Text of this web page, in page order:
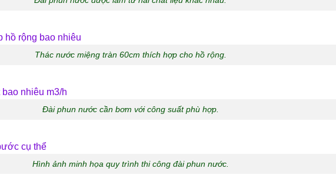
Thác nước miệng tràn 60cm thích hợp cho hồ rộng.
Đài phun nước cần bơm với công suất phù hợp.
Hình ảnh minh họa quy trình thi công đài phun nước.